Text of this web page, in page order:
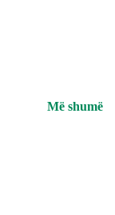
Më shumë